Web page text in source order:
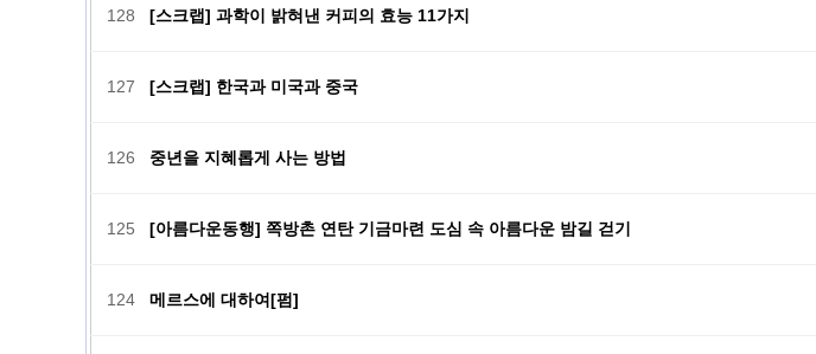
128 [스크랩] 과학이 밝혀낸 커피의 효능 11가지
127 [스크랩] 한국과 미국과 중국
126 중년을 지혜롭게 사는 방법
125 [아름다운동행] 쪽방촌 연탄 기금마련 도심 속 아름다운 밤길 걷기
124 메르스에 대하여[펌]